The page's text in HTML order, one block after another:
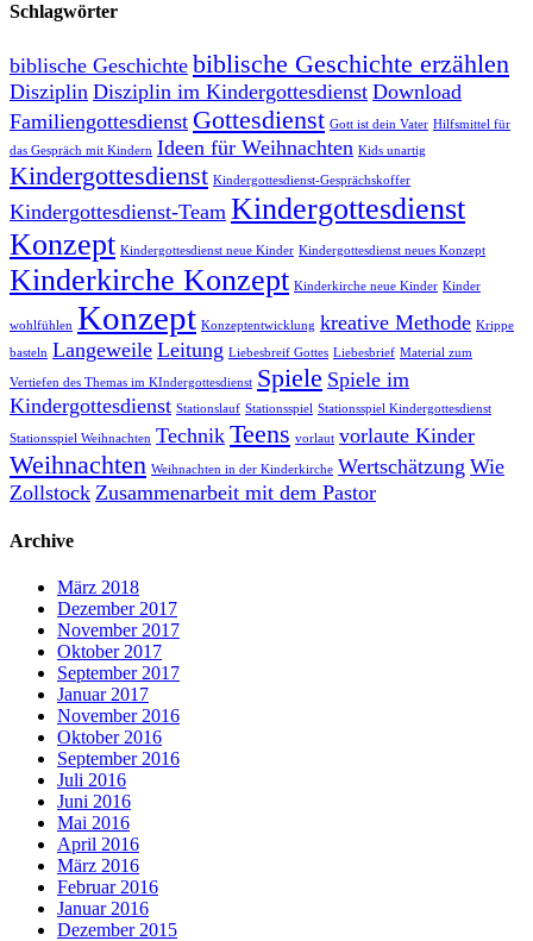
Schlagwörter
biblische Geschichte biblische Geschichte erzählen
Disziplin Disziplin im Kindergottesdienst Download
Familiengottesdienst Gottesdienst Gott ist dein Vater Hilfsmittel für
das Gespräch mit Kindern Ideen für Weihnachten Kids unartig
Kindergottesdienst Kindergottesdienst-Gesprächskoffer
Kindergottesdienst-Team Kindergottesdienst
Konzept Kindergottesdienst neue Kinder Kindergottesdienst neues Konzept
Kinderkirche Konzept Kinderkirche neue Kinder Kinder
wohlfühlen Konzept Konzeptentwicklung kreative Methode Krippe
basteln Langeweile Leitung Liebesbreif Gottes Liebesbrief Material zum
Vertiefen des Themas im KIndergottesdienst Spiele Spiele im
Kindergottesdienst Stationslauf Stationsspiel Stationsspiel Kindergottesdienst
Stationsspiel Weihnachten Technik Teens vorlaut vorlaute Kinder
Weihnachten Weihnachten in der Kinderkirche Wertschätzung Wie
Zollstock Zusammenarbeit mit dem Pastor
Archive
März 2018
Dezember 2017
November 2017
Oktober 2017
September 2017
Januar 2017
November 2016
Oktober 2016
September 2016
Juli 2016
Juni 2016
Mai 2016
April 2016
März 2016
Februar 2016
Januar 2016
Dezember 2015